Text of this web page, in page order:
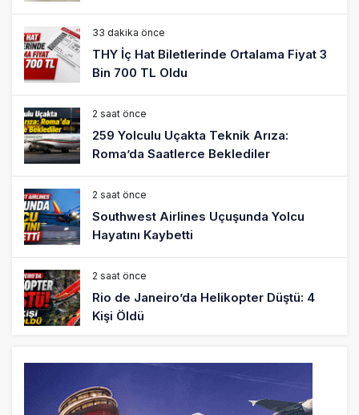
33 dakika önce
THY İç Hat Biletlerinde Ortalama Fiyat 3
Bin 700 TL Oldu
2 saat önce
259 Yolculu Uçakta Teknik Arıza:
Roma’da Saatlerce Beklediler
2 saat önce
Southwest Airlines Uçuşunda Yolcu
Hayatını Kaybetti
2 saat önce
Rio de Janeiro’da Helikopter Düştü: 4
Kişi Öldü
Uçak Bakımında Yetki Kimde Olmalı?
Havacılıkta İyi Hakem Oyunu Kendi